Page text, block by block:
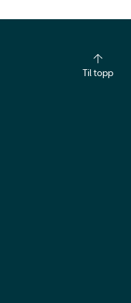
Til topp